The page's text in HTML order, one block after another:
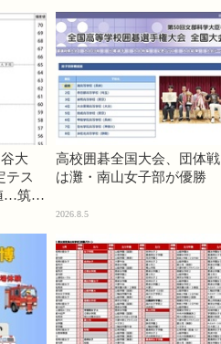
大
テス
…筑駒
高校囲碁全国大会、団体戦
は灘・南山女子部が優勝
2026.8.5